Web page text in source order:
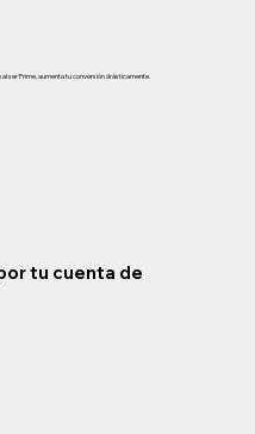
ser Prime, aumenta tu conversión drásticamente.
tu cuenta de